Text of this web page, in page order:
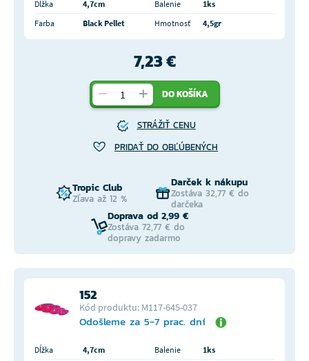
Dĺžka 4,7cm Balenie
1ks
Farba
Black Pellet Hmotnosť 4,5gr
7,23 €
DO KOŠÍKA
STRÁŽIŤ CENU
PRIDAŤ DO OBĽÚBENÝCH
Tropic Club
Zľava až 12 %
Darček k nákupu
Zostáva 32,77 € do
darčeka
Doprava od 2,99 €
Zostáva 72,77 € do
dopravy zadarmo
152
Kód produktu: M117-645-037
Odošleme za 5-7 prac. dní
Dĺžka 4,7cm Balenie
1ks